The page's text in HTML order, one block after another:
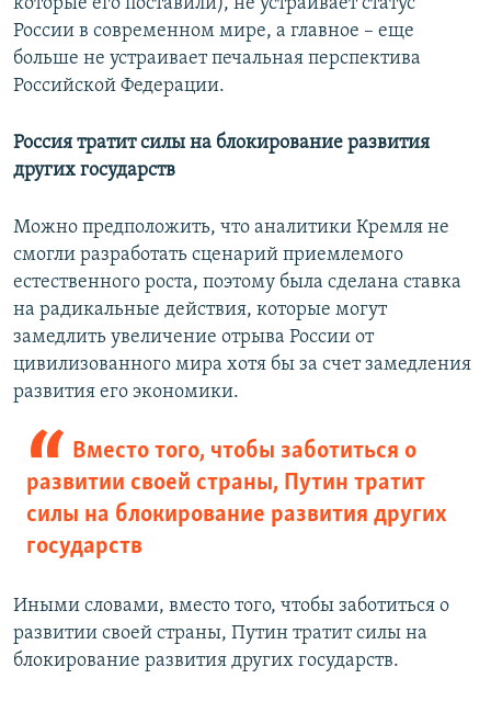
которые его поставили), не устраивает статус
России в современном мире, а главное – еще
больше не устраивает печальная перспектива
Российской Федерации.
Россия тратит силы на блокирование развития
других государств
Можно предположить, что аналитики Кремля не
смогли разработать сценарий приемлемого
естественного роста, поэтому была сделана ставка
на радикальные действия, которые могут
замедлить увеличение отрыва России от
цивилизованного мира хотя бы за счет замедления
развития его экономики.
Вместо того, чтобы заботиться о
развитии своей страны, Путин тратит
силы на блокирование развития других
государств
Иными словами, вместо того, чтобы заботиться о
развитии своей страны, Путин тратит силы на
блокирование развития других государств.